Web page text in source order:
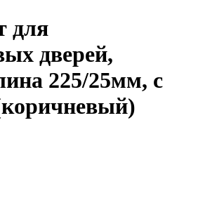
для
дверей,
225/25мм, с